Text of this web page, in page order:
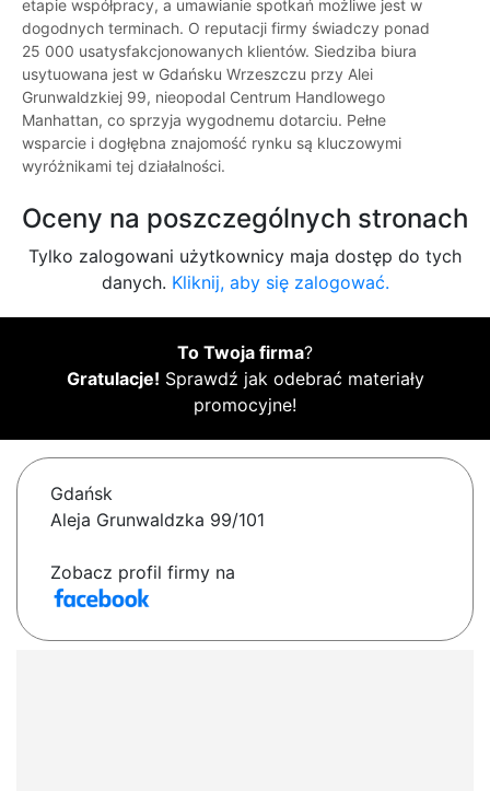
etapie współpracy, a umawianie spotkań możliwe jest w
dogodnych terminach. O reputacji firmy świadczy ponad
25 000 usatysfakcjonowanych klientów. Siedziba biura
usytuowana jest w Gdańsku Wrzeszczu przy Alei
Grunwaldzkiej 99, nieopodal Centrum Handlowego
Manhattan, co sprzyja wygodnemu dotarciu. Pełne
wsparcie i dogłębna znajomość rynku są kluczowymi
wyróżnikami tej działalności.
Oceny na poszczególnych stronach
Tylko zalogowani użytkownicy maja dostęp do tych
danych. Kliknij, aby się zalogować.
To Twoja firma?
Gratulacje! Sprawdź jak odebrać materiały
promocyjne!
Gdańsk
Aleja Grunwaldzka 99/101
Zobacz profil firmy na